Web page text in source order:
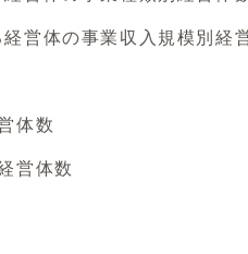
体の事業収入規模別経
体数
営体数